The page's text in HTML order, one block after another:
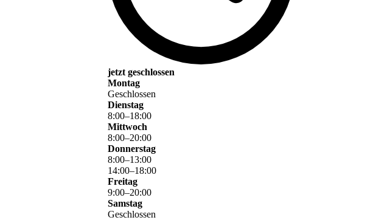
jetzt geschlossen
Montag
Geschlossen
Dienstag
8:00–18:00
Mittwoch
8:00–20:00
Donnerstag
8:00–13:00
14:00–18:00
Freitag
9:00–20:00
Samstag
Geschlossen